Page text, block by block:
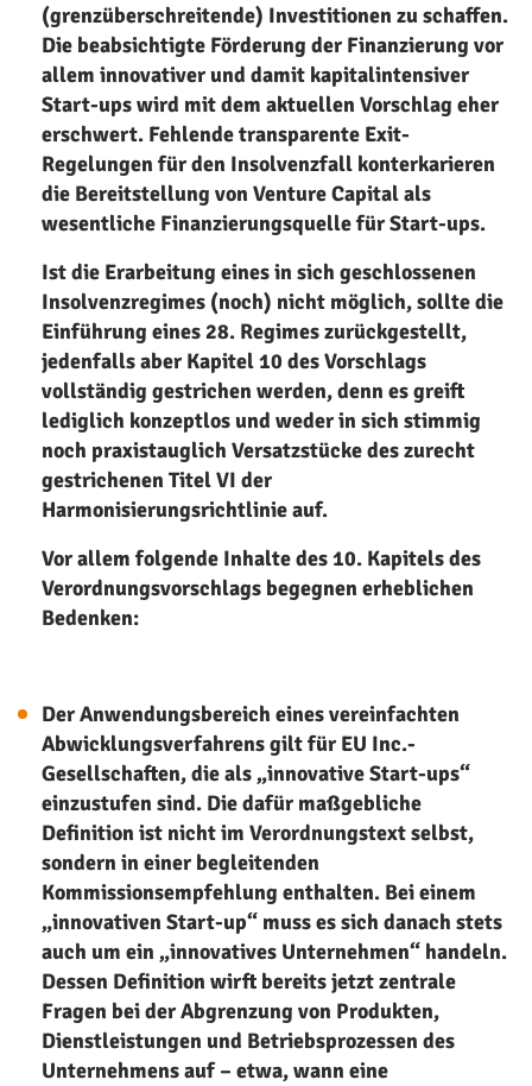
(grenzüberschreitende) Investitionen zu schaffen.
Die beabsichtigte Förderung der Finanzierung vor
allem innovativer und damit kapitalintensiver
Start-ups wird mit dem aktuellen Vorschlag eher
erschwert. Fehlende transparente Exit-
Regelungen für den Insolvenzfall konterkarieren
die Bereitstellung von Venture Capital als
wesentliche Finanzierungsquelle für Start-ups.
Ist die Erarbeitung eines in sich geschlossenen
Insolvenzregimes (noch) nicht möglich, sollte die
Einführung eines 28. Regimes zurückgestellt,
jedenfalls aber Kapitel 10 des Vorschlags
vollständig gestrichen werden, denn es greift
lediglich konzeptlos und weder in sich stimmig
noch praxistauglich Versatzstücke des zurecht
gestrichenen Titel VI der
Harmonisierungsrichtlinie auf.
Vor allem folgende Inhalte des 10. Kapitels des
Verordnungsvorschlags begegnen erheblichen
Bedenken:
Der Anwendungsbereich eines vereinfachten
Abwicklungsverfahrens gilt für EU Inc.-
Gesellschaften, die als „innovative Start-ups“
einzustufen sind. Die dafür maßgebliche
Definition ist nicht im Verordnungstext selbst,
sondern in einer begleitenden
Kommissionsempfehlung enthalten. Bei einem
„innovativen Start-up“ muss es sich danach stets
auch um ein „innovatives Unternehmen“ handeln.
Dessen Definition wirft bereits jetzt zentrale
Fragen bei der Abgrenzung von Produkten,
Dienstleistungen und Betriebsprozessen des
Unternehmens auf – etwa, wann eine